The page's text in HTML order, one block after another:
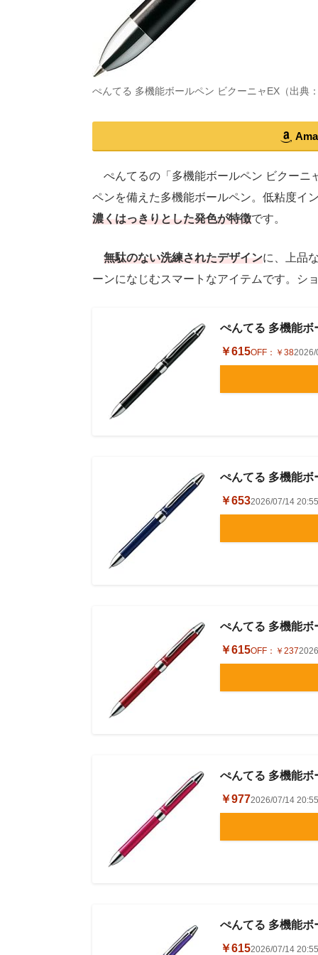
ぺんてる 多機能ボールペン ビクーニャEX（出典
ぺんてるの「多機能ボールペン ビクーニ
ペンを備えた多機能ボールペン。低粘度イ
濃くはっきりとした発色が特徴です。
無駄のない洗練されたデザインに、上品
ーンになじむスマートなアイテムです。シ
ぺんてる 多機能
￥615OFF： ￥382026/
ぺんてる 多機能
￥6532026/07/14
ぺんてる 多機能
￥615OFF： ￥237
ぺんてる 多機能
￥9772026/07/14
ぺんてる 多機能
￥6152026/07/14